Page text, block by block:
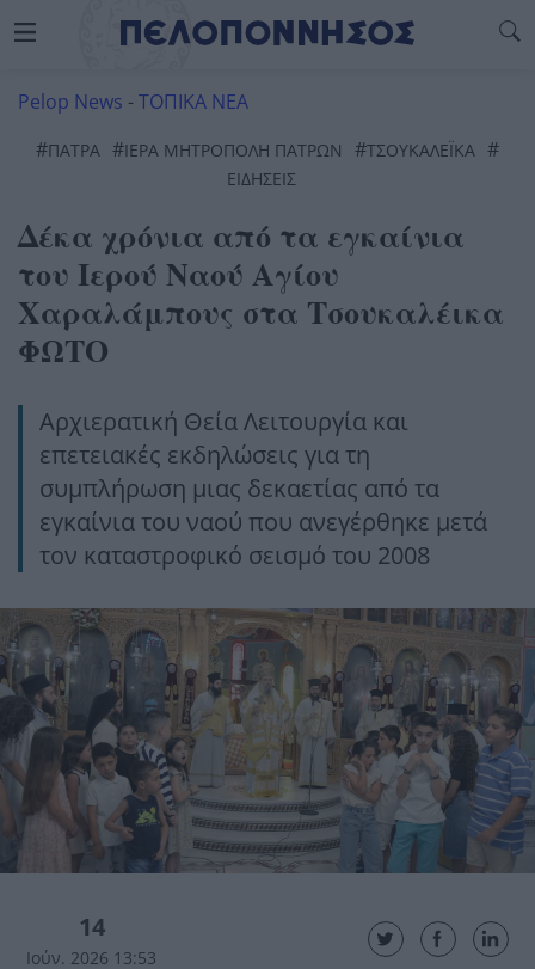
Pelop News -ΤΟΠΙΚΑ ΝΕΑ
#ΠΆΤΡΑ #ΙΕΡΆ ΜΗΤΡΌΠΟΛΗ ΠΑΤΡΏΝ #ΤΣΟΥΚΑΛΈΙΚΑ #
ΕΙΔΗΣΕΙΣ
Δέκα χρόνια από τα εγκαίνια
του Ιερού Ναού Αγίου
Χαραλάμπους στα Τσουκαλέικα
ΦΩΤΟ
Αρχιερατική Θεία Λειτουργία και
επετειακές εκδηλώσεις για τη
συμπλήρωση μιας δεκαετίας από τα
εγκαίνια του ναού που ανεγέρθηκε μετά
τον καταστροφικό σεισμό του 2008
14
Ιούν. 2026 13:53